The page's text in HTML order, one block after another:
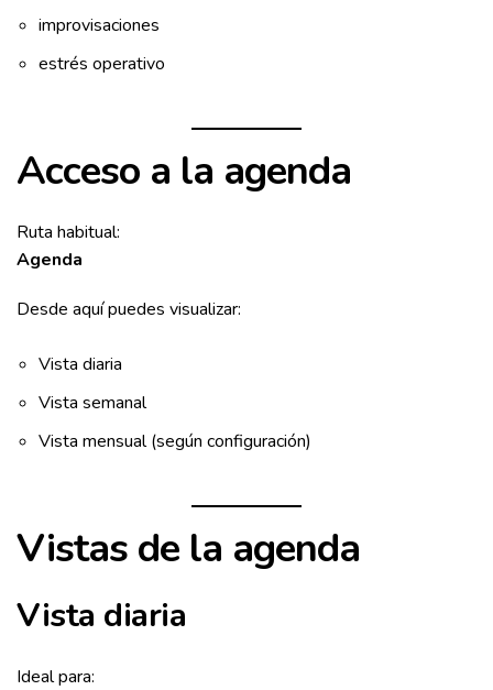
improvisaciones
estrés operativo
Acceso a la agenda
Ruta habitual:
Agenda
Desde aquí puedes visualizar:
Vista diaria
Vista semanal
Vista mensual (según configuración)
Vistas de la agenda
Vista diaria
Ideal para: